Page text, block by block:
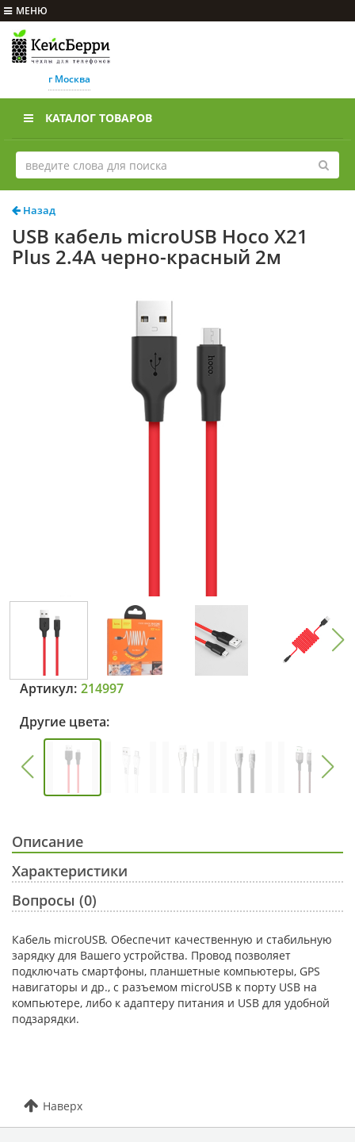
МЕНЮ
г Москва
КАТАЛОГ ТОВАРОВ
Назад
USB кабель microUSB Hoco X21
Plus 2.4A черно-красный 2м
Артикул: 214997
Другие цвета:
Описание
Характеристики
Вопросы (0)
Кабель microUSB. Обеспечит качественную и стабильную
зарядку для Вашего устройства. Провод позволяет
подключать смартфоны, планшетные компьютеры, GPS
навигаторы и др., с разъемом microUSB к порту USB на
компьютере, либо к адаптеру питания и USB для удобной
подзарядки.
Наверх